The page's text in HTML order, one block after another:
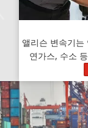
앨리슨 변속기는
연가스, 수소